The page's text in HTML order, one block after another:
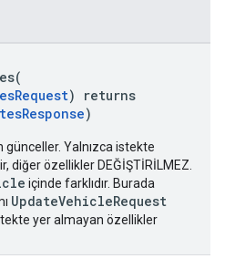
) returns
)
günceller. Yalnızca istekte
diğer özellikler DEĞİŞTİRİLMEZ.
içinde farklıdır. Burada
UpdateVehicleRequest
yer almayan özellikler